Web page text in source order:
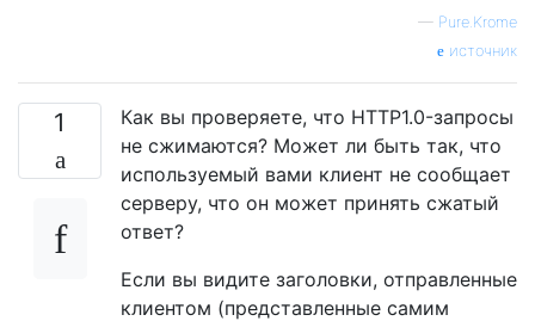
— Pure.Krome
источник
1
Как вы проверяете, что HTTP1.0-запросы
не сжимаются? Может ли быть так, что
используемый вами клиент не сообщает
серверу, что он может принять сжатый
ответ?
Если вы видите заголовки, отправленные
клиентом (представленные самим